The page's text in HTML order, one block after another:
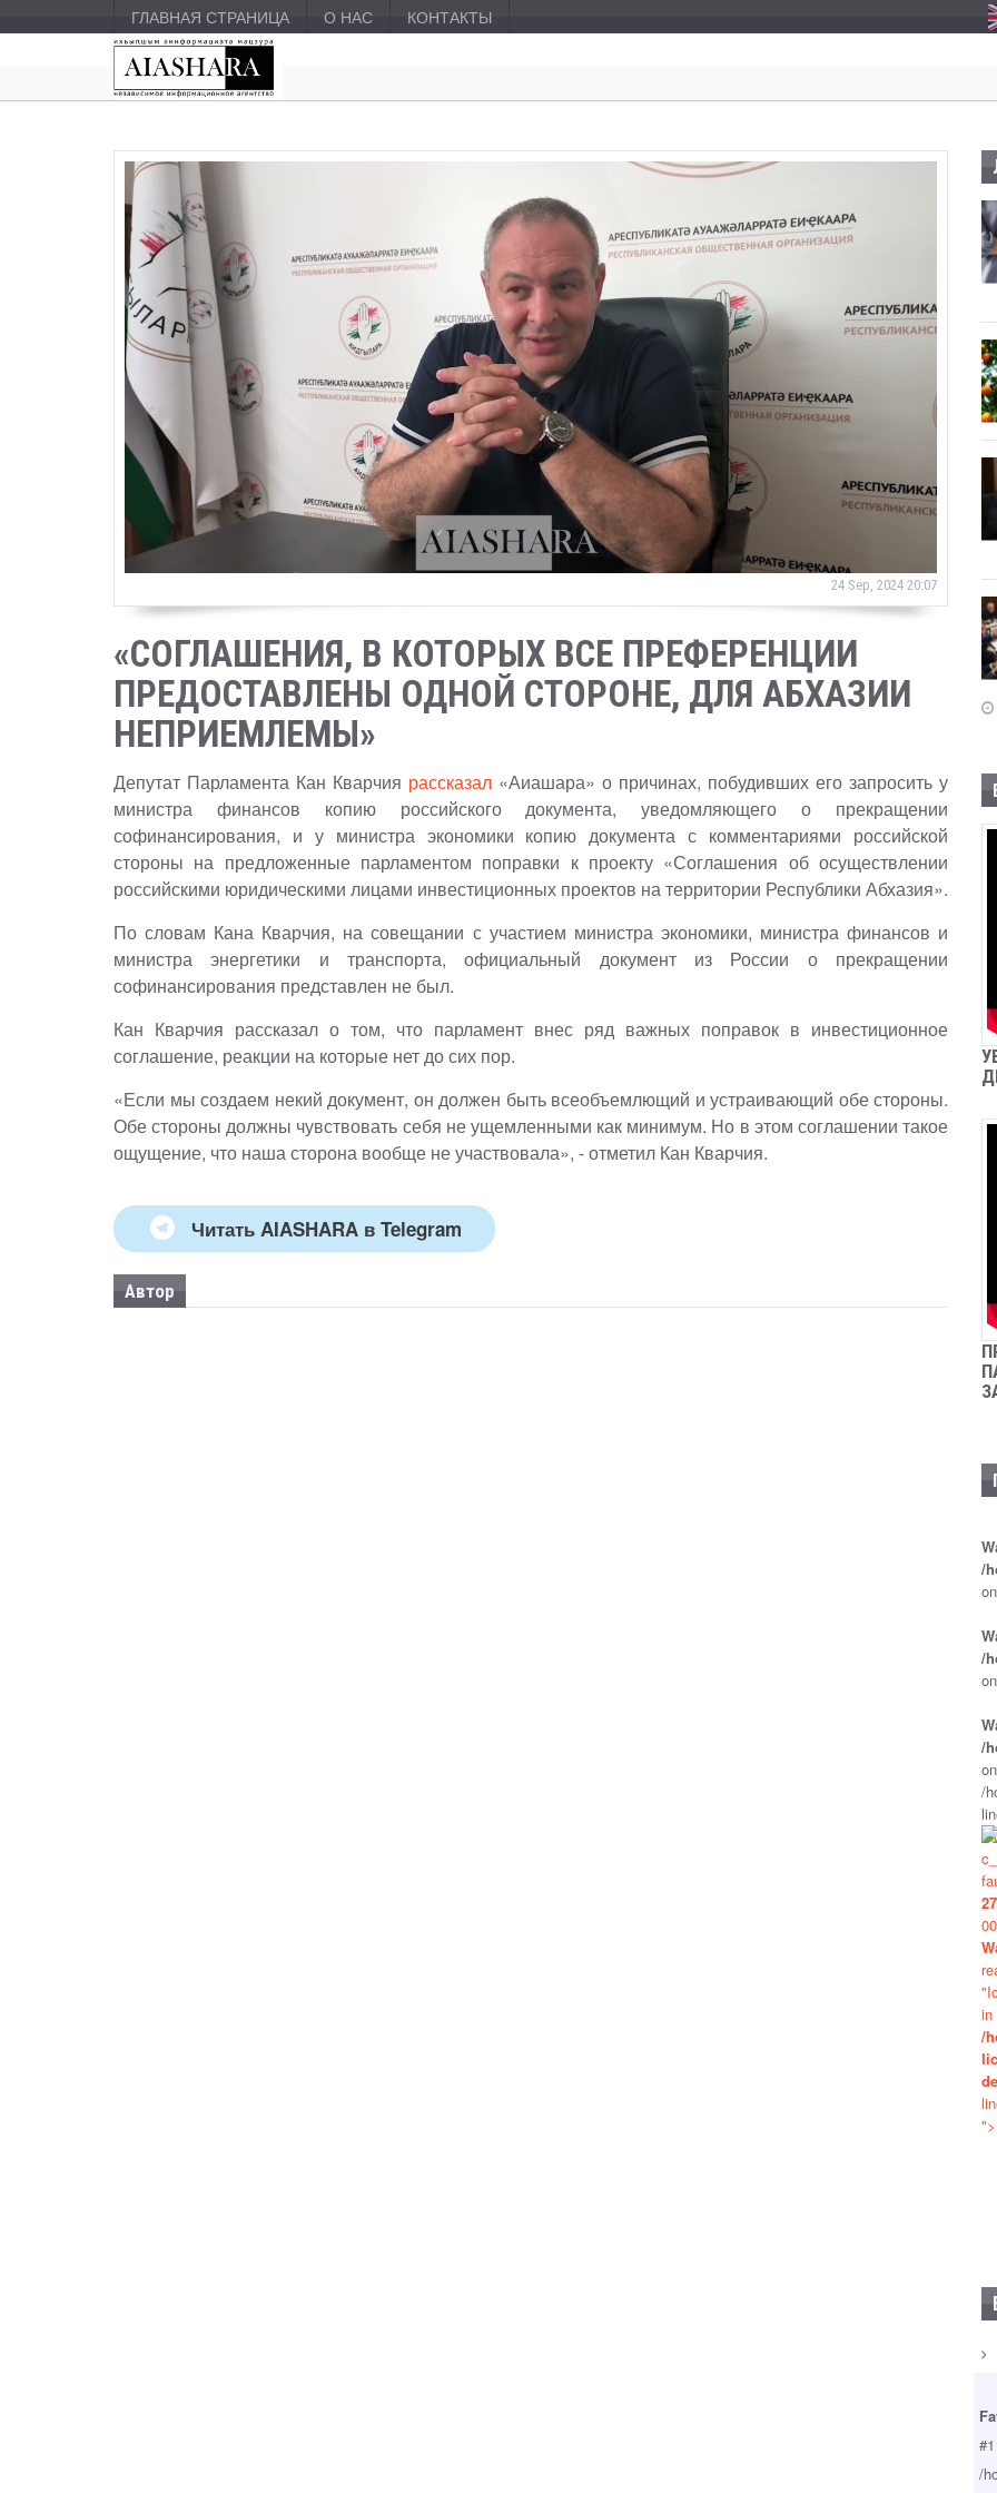
ГЛАВНАЯ СТРАНИЦА О НАС КОНТАКТЫ
24 Sep, 2024 20:07
«СОГЛАШЕНИЯ, В КОТОРЫХ ВСЕ ПРЕФЕРЕНЦИИ
ПРЕДОСТАВЛЕНЫ ОДНОЙ СТОРОНЕ, ДЛЯ АБХАЗИИ
НЕПРИЕМЛЕМЫ»
Депутат Парламента Кан Кварчия рассказал «Аиашара» о причинах, побудивших его запросить у
министра финансов копию российского документа, уведомляющего о прекращении
софинансирования, и у министра экономики копию документа с комментариями российской
стороны на предложенные парламентом поправки к проекту «Соглашения об осуществлении
российскими юридическими лицами инвестиционных проектов на территории Республики Абхазия».
По словам Кана Кварчия, на совещании с участием министра экономики, министра финансов и
министра энергетики и транспорта, официальный документ из России о прекращении
софинансирования представлен не был.
Кан Кварчия рассказал о том, что парламент внес ряд важных поправок в инвестиционное
соглашение, реакции на которые нет до сих пор.
«Если мы создаем некий документ, он должен быть всеобъемлющий и устраивающий обе стороны.
Обе стороны должны чувствовать себя не ущемленными как минимум. Но в этом соглашении такое
ощущение, что наша сторона вообще не участвовала», - отметил Кан Кварчия.
Читать AIASHARA в Telegram
Автор
/
/
/
/
/
in
/
">
/